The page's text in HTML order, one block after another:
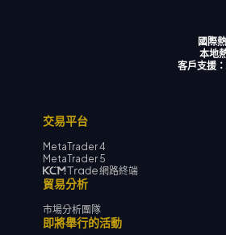
國際
本地
客戶支援：
交易平台
MetaTrader 4
MetaTrader 5
網路終端
貿易分析
市場分析團隊
即將舉行的活動